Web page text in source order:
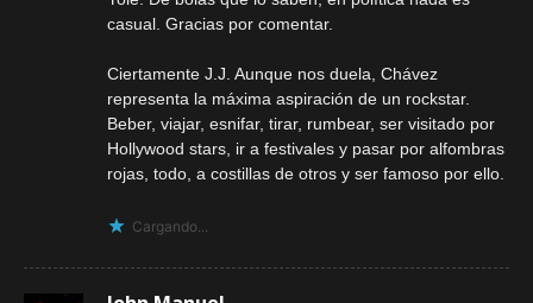
casual. Gracias por comentar.
Ciertamente J.J. Aunque nos duela, Chávez
representa la máxima aspiración de un rockstar.
Beber, viajar, esnifar, tirar, rumbear, ser visitado por
Hollywood stars, ir a festivales y pasar por alfombras
rojas, todo, a costillas de otros y ser famoso por ello.
Cargando...